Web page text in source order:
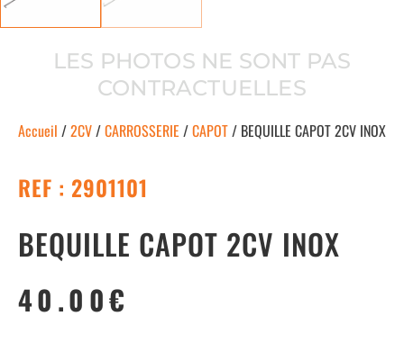
LES PHOTOS NE SONT PAS
CONTRACTUELLES
Accueil /2CV/CARROSSERIE /CAPOT/ BEQUILLE CAPOT 2CV INOX
REF : 2901101
BEQUILLE CAPOT 2CV INOX
40.00€